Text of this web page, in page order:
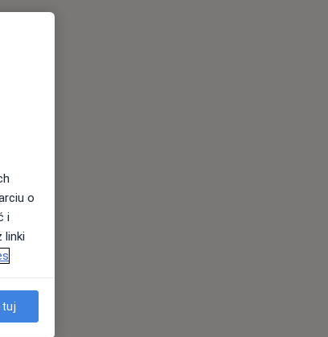
o
i
linki